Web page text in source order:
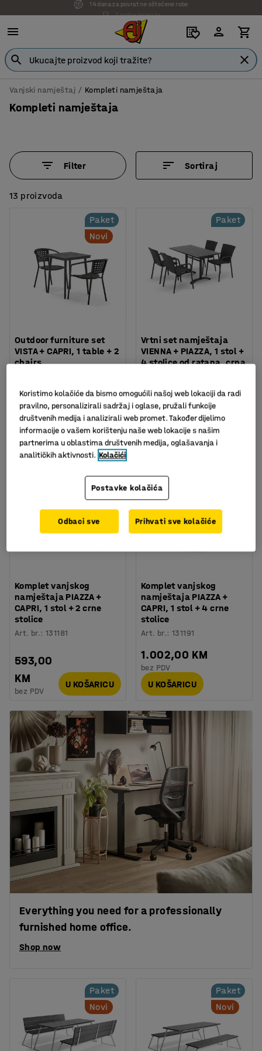
7 godina garancije
Vanjski namještaj Kompleti namještaja
Kompleti namještaja
Filter Sortiraj
13 proizvoda
Paket
Novi
Outdoor furniture set
VISTA + CAPRI, 1 table + 2
chairs
549,00
KM
bez PDV
U KOŠARICU
Paket
Vrtni set namještaja
VIENNA + PIAZZA, 1 stol +
4 stolice od ratana, crna
1.210,00 KM
bez PDV
U KOŠARICU
Paket
Komplet vanjskog
namještaja PIAZZA +
CAPRI, 1 stol + 2 crne
stolice
Art. br.:131181
593,00
KM
bez PDV
U KOŠARICU
Komplet vanjskog
namještaja PIAZZA +
CAPRI, 1 stol + 4 crne
stolice
Art. br.:131191
1.002,00 KM
bez PDV
U KOŠARICU
Everything you need for a professionally
furnished home office.
Shop now
Paket
Novi
Paket
Novi
Koristimo kolačiće da bismo omogućili našoj web lokaciji da radi
pravilno, personalizirali sadržaj i oglase, pružali funkcije
društvenih medija i analizirali web promet. Također dijelimo
informacije o vašem korištenju naše web lokacije s našim
partnerima u oblastima društvenih medija, oglašavanja i
analitičkih aktivnosti. Kolačići
Postavke kolačića
Odbaci sve Prihvati sve kolačiće